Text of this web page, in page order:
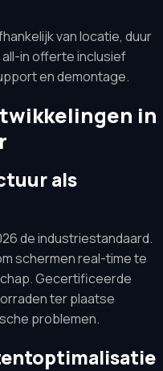
van locatie, duur
in offerte inclusief
en demontage.
in
als
de industriestandaard.
schermen real-time te
Gecertificeerde
ter plaatse
problemen.